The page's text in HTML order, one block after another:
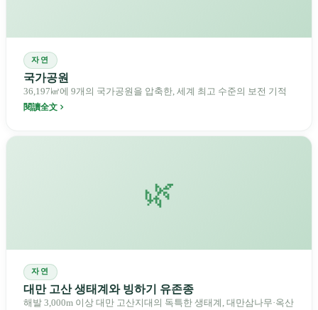
자연
국가공원
36,197㎢에 9개의 국가공원을 압축한, 세계 최고 수준의 보전 기적
閱讀全文
🌿
자연
대만 고산 생태계와 빙하기 유존종
해발 3,000m 이상 대만 고산지대의 독특한 생태계, 대만삼나무·옥산